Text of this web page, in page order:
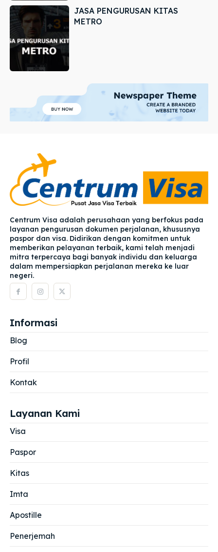
JASA PENGURUSAN KITAS
METRO
Centrum Visa adalah perusahaan yang berfokus pada
layanan pengurusan dokumen perjalanan, khususnya
paspor dan visa. Didirikan dengan komitmen untuk
memberikan pelayanan terbaik, kami telah menjadi
mitra terpercaya bagi banyak individu dan keluarga
dalam mempersiapkan perjalanan mereka ke luar
negeri.
Informasi
Blog
Profil
Kontak
Layanan Kami
Visa
Paspor
Kitas
Imta
Apostille
Penerjemah